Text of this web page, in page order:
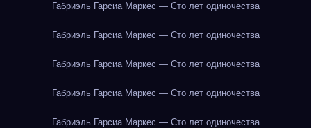
Габриэль Гарсиа Маркес — Сто лет одиночества
Габриэль Гарсиа Маркес — Сто лет одиночества
Габриэль Гарсиа Маркес — Сто лет одиночества
Габриэль Гарсиа Маркес — Сто лет одиночества
Габриэль Гарсиа Маркес — Сто лет одиночества